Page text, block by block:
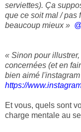
serviettes). Ça
que ce soit mal / pas
beaucoup mieux » @
« Sinon pour
concernées (et en
bien aimé
https://www.
Et vous, quels sont
charge mentale au